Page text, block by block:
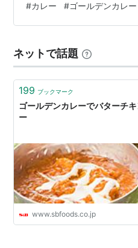
#カレー #ゴールデンカレー
ネットで話題
199 ブックマーク
ゴールデンカレーでバターチ
ー
www.sbfoods.co.jp